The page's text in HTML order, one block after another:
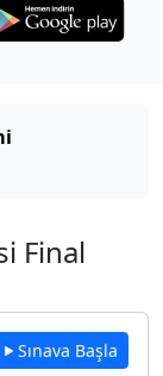
Final
Sınava Başla